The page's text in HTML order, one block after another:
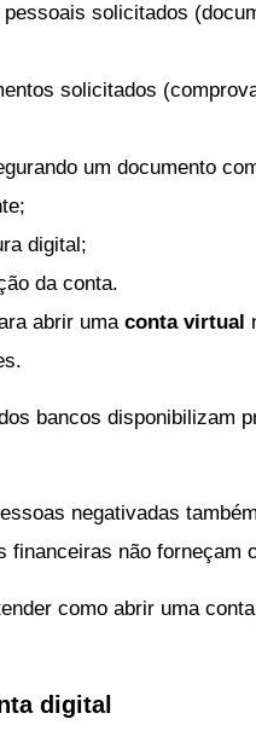
solicitados
solicitados
um documento
digital;
da conta.
abrir uma conta virtual
bancos disponibilizam
negativadas
financeiras não forneçam
como abrir uma
digital